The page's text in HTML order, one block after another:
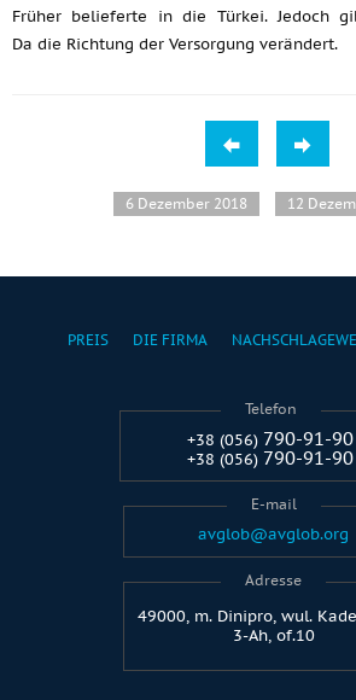
Früher belieferte in die Türkei. Jedoch
Da die Richtung der Versorgung verändert.
6 Dezember 2018 12
PREIS DIE FIRMA
Telefon
+38 (056) 790-91-90
+38 (056) 790-91-90
E-mail
avglob@avglob.org
Adresse
49000, m. Dinipro, wul.
3-Ah, of.10